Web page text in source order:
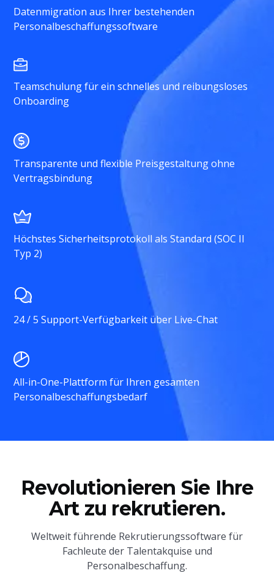
Datenmigration aus Ihrer bestehenden
Personalbeschaffungssoftware
Teamschulung für ein schnelles und reibungsloses
Onboarding
Transparente und flexible Preisgestaltung ohne
Vertragsbindung
Höchstes Sicherheitsprotokoll als Standard (SOC II
Typ 2)
24 / 5 Support-Verfügbarkeit über Live-Chat
All-in-One-Plattform für Ihren gesamten
Personalbeschaffungsbedarf
Revolutionieren Sie Ihre
Art zu rekrutieren.
Weltweit führende Rekrutierungssoftware für
Fachleute der Talentakquise und
Personalbeschaffung.